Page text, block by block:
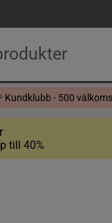
Kundklubb - 500
till 40%